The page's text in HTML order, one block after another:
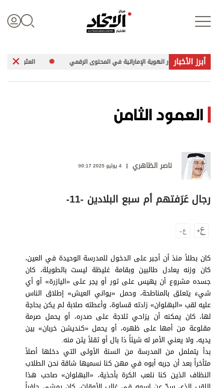
الأخبار العالمية
اقتصاد
الرياضة
الترفيه
التعليم والمعرفة
الذكاء الاصطناعي
تغطيات
فيديو
بودكاست
إنفوجراف
أبرز الأخبار
تعزّز حضور الهوية الإماراتية في المحتوى الرقمي العثور على جثمان
العمود الثامن
ناصر الظاهري 4 يوليو 2025 00:17
رجال عَرَفتهم أم سبع البلادين -11-
كان بطلاً منذ أن أجبر على الدخول للمدرسة الوحيدة في العين،
كان وزنه يعادل طالبين وبقامة غليظة ليست بالطويلة، كان
جسده مشروع أن يهيس على ثور أو يجر على «اليازرة» أو أي
شيء يتعلق بالمناطحة، وحمل «يواني العيش» إطلاق الناس
عليه لقب «البهلوان» زادته قساوة، وأعطته صلابة لم يكن بحاجة
لها، كان يمكنه أن يزاحي ثلاجة على صدره، أو يحمل صرمة
مقلوعة من أمها على ظهره، أو يحمل «كنديشن خربان» بين
يديه، ولا يعني الأمر له شيئاً ذا بال أو ثقلاً يئن منه.
بدأ يتململ من المدرسة من السنة الأولى التي دخلها أصلاً
متأخراً بعد أن جربه أبوه في مهن كنا نسميها شاقة نحن الطلاب
النظاف الذين كنا نلعب الكرة بأحذية، «البهلوان» صاحب هذا